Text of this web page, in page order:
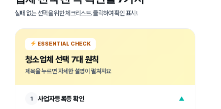
실패 없는 선택을 위한 체크리스트. 클릭하여 확인 표시!
ESSENTIAL CHECK
청소업체 선택 7대 원칙
제목을 누르면 자세한 설명이 펼쳐져요
1 사업자등록증 확인 ▼